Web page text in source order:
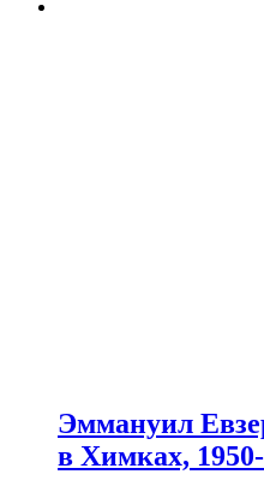
Эммануил
в Химках, 1950-